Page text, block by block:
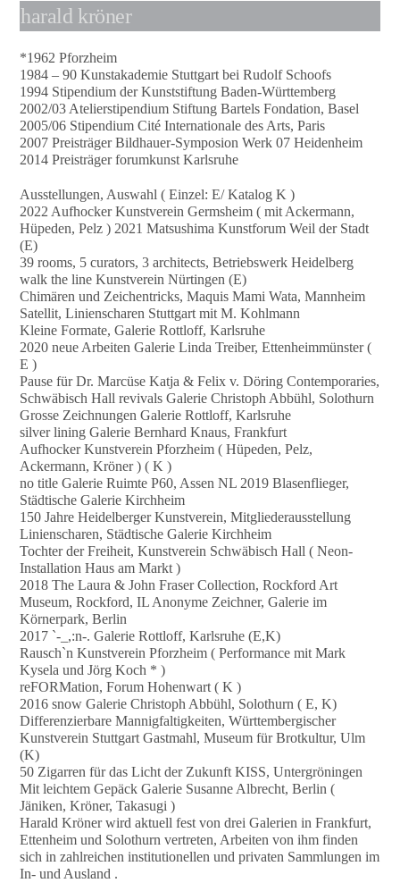
harald kröner
*1962 Pforzheim
1984 – 90 Kunstakademie Stuttgart bei Rudolf Schoofs
1994 Stipendium der Kunststiftung Baden-Württemberg
2002/03 Atelierstipendium Stiftung Bartels Fondation, Basel
2005/06 Stipendium Cité Internationale des Arts, Paris
2007 Preisträger Bildhauer-Symposion Werk 07 Heidenheim
2014 Preisträger forumkunst Karlsruhe
Ausstellungen, Auswahl ( Einzel: E/ Katalog K )
2022 Aufhocker Kunstverein Germsheim ( mit Ackermann,
Hüpeden, Pelz ) 2021 Matsushima Kunstforum Weil der Stadt
(E)
39 rooms, 5 curators, 3 architects, Betriebswerk Heidelberg
walk the line Kunstverein Nürtingen (E)
Chimären und Zeichentricks, Maquis Mami Wata, Mannheim
Satellit, Linienscharen Stuttgart mit M. Kohlmann
Kleine Formate, Galerie Rottloff, Karlsruhe
2020 neue Arbeiten Galerie Linda Treiber, Ettenheimmünster (
E )
Pause für Dr. Marcüse Katja & Felix v. Döring Contemporaries,
Schwäbisch Hall revivals Galerie Christoph Abbühl, Solothurn
Grosse Zeichnungen Galerie Rottloff, Karlsruhe
silver lining Galerie Bernhard Knaus, Frankfurt
Aufhocker Kunstverein Pforzheim ( Hüpeden, Pelz,
Ackermann, Kröner ) ( K )
no title Galerie Ruimte P60, Assen NL 2019 Blasenflieger,
Städtische Galerie Kirchheim
150 Jahre Heidelberger Kunstverein, Mitgliederausstellung
Linienscharen, Städtische Galerie Kirchheim
Tochter der Freiheit, Kunstverein Schwäbisch Hall ( Neon-
Installation Haus am Markt )
2018 The Laura & John Fraser Collection, Rockford Art
Museum, Rockford, IL Anonyme Zeichner, Galerie im
Körnerpark, Berlin
2017 `-_,:n-. Galerie Rottloff, Karlsruhe (E,K)
Rausch`n Kunstverein Pforzheim ( Performance mit Mark
Kysela und Jörg Koch * )
reFORMation, Forum Hohenwart ( K )
2016 snow Galerie Christoph Abbühl, Solothurn ( E, K)
Differenzierbare Mannigfaltigkeiten, Württembergischer
Kunstverein Stuttgart Gastmahl, Museum für Brotkultur, Ulm
(K)
50 Zigarren für das Licht der Zukunft KISS, Untergröningen
Mit leichtem Gepäck Galerie Susanne Albrecht, Berlin (
Jäniken, Kröner, Takasugi )
Harald Kröner wird aktuell fest von drei Galerien in Frankfurt,
Ettenheim und Solothurn vertreten, Arbeiten von ihm finden
sich in zahlreichen institutionellen und privaten Sammlungen im
In- und Ausland .